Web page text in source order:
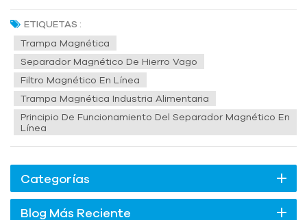
específico de equipo y las condiciones de la tubería. A
continuación, se presentan algunos pasos y
consideraciones generales de instalación: 1. **Selección de
la ubicación de instalación adecuad...
ETIQUETAS :
Trampa Magnética
Separador Magnético De Hierro Vago
Filtro Magnético En Línea
Trampa Magnética Industria Alimentaria
Principio De Funcionamiento Del Separador Magnético En
Línea
Categorías
Blog Más Reciente